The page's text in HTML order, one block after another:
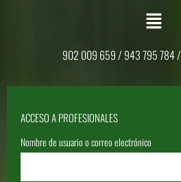
902 009 659 / 943 795 784 /
ACCESO A PROFESIONALES
Nombre de usuario o correo electrónico